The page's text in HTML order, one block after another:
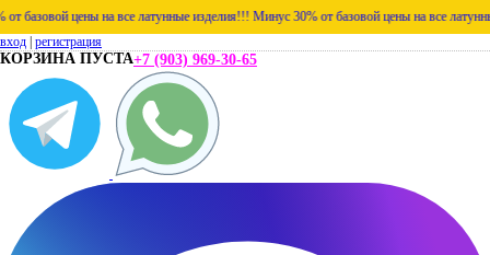
базовой цены на все латунные изделия!!! Минус 30% от базовой цены на все
вход регистрация
КОРЗИНА ПУСТА+7 (903) 969-30-65